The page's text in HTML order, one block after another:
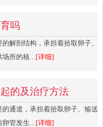
吗
解剖结构，承担着拾取卵子、
所的核... [详细]
的及治疗方法
通道，承担着拾取卵子、输送
管发生...
[详细]